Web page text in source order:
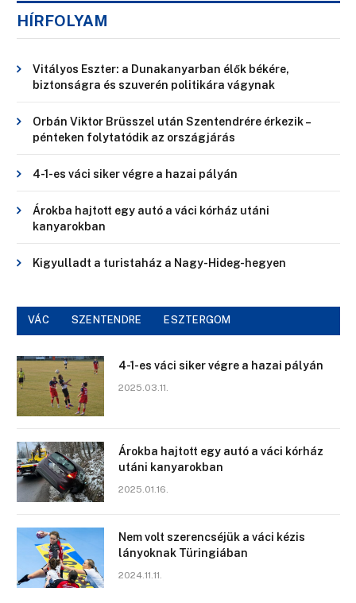
HÍRFOLYAM
Vitályos Eszter: a Dunakanyarban élők békére,
biztonságra és szuverén politikára vágynak
Orbán Viktor Brüsszel után Szentendrére érkezik –
pénteken folytatódik az országjárás
4-1-es váci siker végre a hazai pályán
Árokba hajtott egy autó a váci kórház utáni
kanyarokban
Kigyulladt a turistaház a Nagy-Hideg-hegyen
VÁC SZENTENDRE ESZTERGOM
4-1-es váci siker végre a hazai pályán
2025.03.11.
Árokba hajtott egy autó a váci kórház
utáni kanyarokban
2025.01.16.
Nem volt szerencséjük a váci kézis
lányoknak Türingiában
2024.11.11.